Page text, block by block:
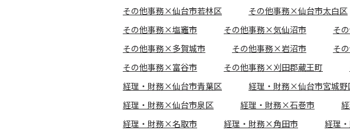
その他事務×仙台市若林区
その他事務×仙台市太白区
その他事務×塩竈市
その他事務×気仙沼市 そ
その他事務×多賀城市
その他事務×岩沼市 そ
その他事務×富谷市
その他事務×刈田郡蔵王町
経理・財務×仙台市青葉区
経理・財務×仙台市宮城野
経理・財務×仙台市泉区
経理・財務×石巻市
経理・財務×名取市
経理・財務×角田市 経理